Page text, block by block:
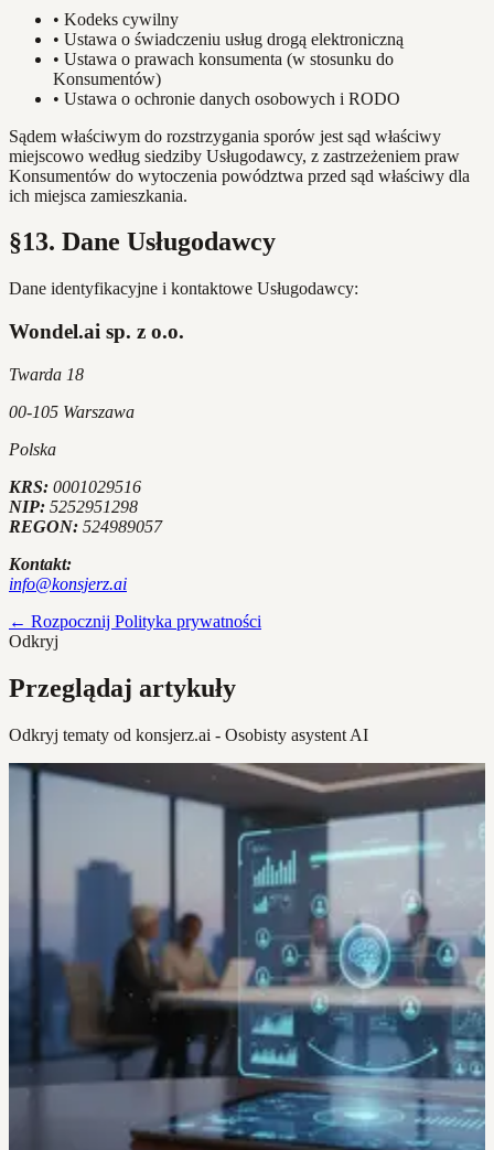
• Kodeks cywilny
• Ustawa o świadczeniu usług drogą elektroniczną
• Ustawa o prawach konsumenta (w stosunku do
Konsumentów)
• Ustawa o ochronie danych osobowych i RODO
Sądem właściwym do rozstrzygania sporów jest sąd właściwy
miejscowo według siedziby Usługodawcy, z zastrzeżeniem praw
Konsumentów do wytoczenia powództwa przed sąd właściwy dla
ich miejsca zamieszkania.
§13. Dane Usługodawcy
Dane identyfikacyjne i kontaktowe Usługodawcy:
Wondel.ai sp. z o.o.
Twarda 18
00-105 Warszawa
Polska
KRS: 0001029516
NIP: 5252951298
REGON: 524989057
Kontakt:
info@konsjerz.ai
← Rozpocznij Polityka prywatności
Odkryj
Przeglądaj artykuły
Odkryj tematy od konsjerz.ai - Osobisty asystent AI